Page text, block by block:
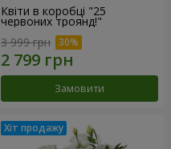
Квіти в коробці "25
червоних троянд!"
3 999 грн
Замовити